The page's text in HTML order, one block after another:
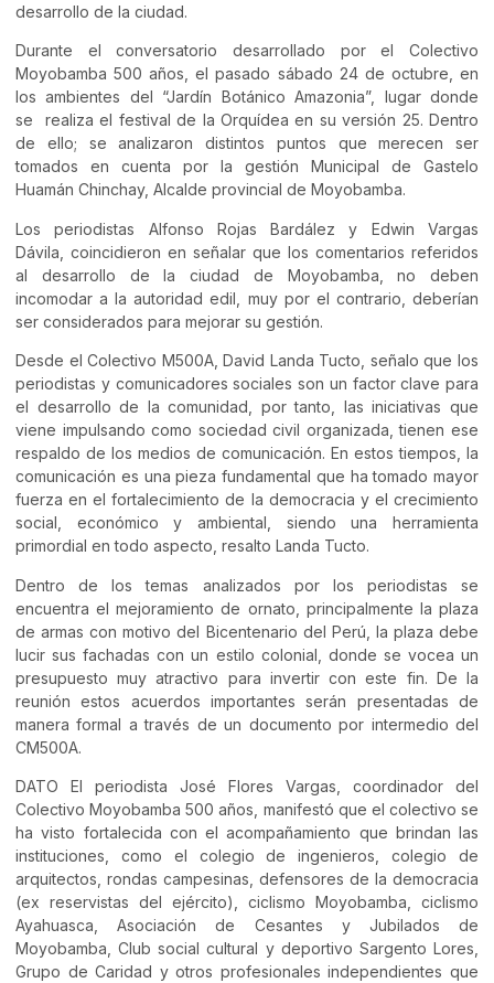
desarrollo de la ciudad.
Durante el conversatorio desarrollado por el Colectivo
Moyobamba 500 años, el pasado sábado 24 de octubre, en
los ambientes del “Jardín Botánico Amazonia”, lugar donde
se realiza el festival de la Orquídea en su versión 25. Dentro
de ello; se analizaron distintos puntos que merecen ser
tomados en cuenta por la gestión Municipal de Gastelo
Huamán Chinchay, Alcalde provincial de Moyobamba.
Los periodistas Alfonso Rojas Bardález y Edwin Vargas
Dávila, coincidieron en señalar que los comentarios referidos
al desarrollo de la ciudad de Moyobamba, no deben
incomodar a la autoridad edil, muy por el contrario, deberían
ser considerados para mejorar su gestión.
Desde el Colectivo M500A, David Landa Tucto, señalo que los
periodistas y comunicadores sociales son un factor clave para
el desarrollo de la comunidad, por tanto, las iniciativas que
viene impulsando como sociedad civil organizada, tienen ese
respaldo de los medios de comunicación. En estos tiempos, la
comunicación es una pieza fundamental que ha tomado mayor
fuerza en el fortalecimiento de la democracia y el crecimiento
social, económico y ambiental, siendo una herramienta
primordial en todo aspecto, resalto Landa Tucto.
Dentro de los temas analizados por los periodistas se
encuentra el mejoramiento de ornato, principalmente la plaza
de armas con motivo del Bicentenario del Perú, la plaza debe
lucir sus fachadas con un estilo colonial, donde se vocea un
presupuesto muy atractivo para invertir con este fin. De la
reunión estos acuerdos importantes serán presentadas de
manera formal a través de un documento por intermedio del
CM500A.
DATO El periodista José Flores Vargas, coordinador del
Colectivo Moyobamba 500 años, manifestó que el colectivo se
ha visto fortalecida con el acompañamiento que brindan las
instituciones, como el colegio de ingenieros, colegio de
arquitectos, rondas campesinas, defensores de la democracia
(ex reservistas del ejército), ciclismo Moyobamba, ciclismo
Ayahuasca, Asociación de Cesantes y Jubilados de
Moyobamba, Club social cultural y deportivo Sargento Lores,
Grupo de Caridad y otros profesionales independientes que